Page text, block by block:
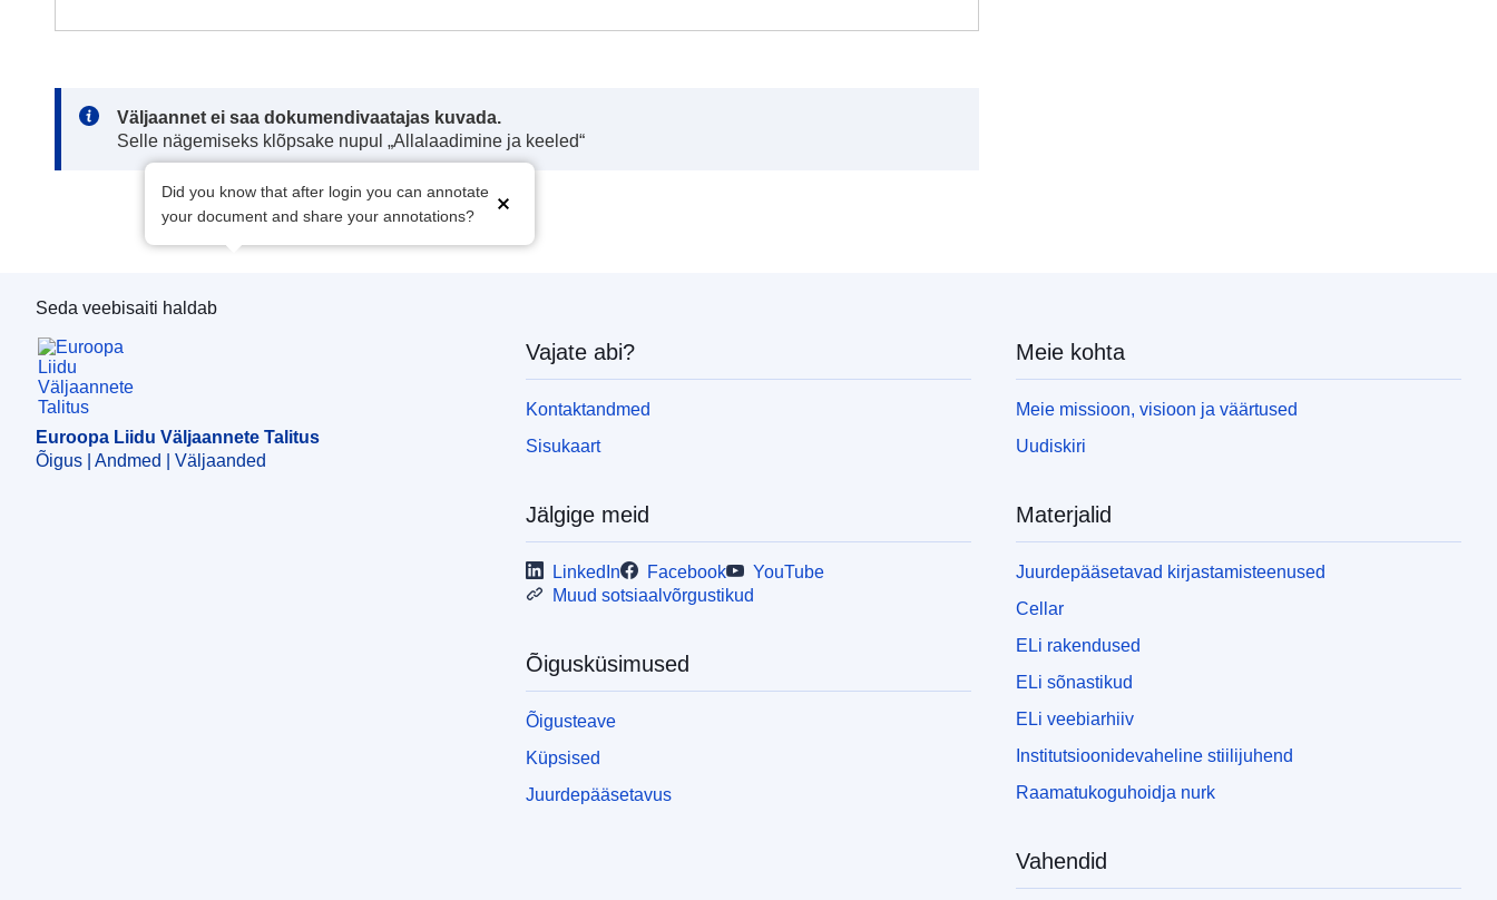
Note:
Väljaannet ei saa dokumendivaatajas kuvada.
Selle nägemiseks klõpsake nupul „Allalaadimine ja keeled“
Did you know that after login you can annotate
your document and share your annotations?
Euroopa Liidu Väljaannete Talitus
Seda veebisaiti haldab
Euroopa Liidu Väljaannete Talitus
Õigus | Andmed | Väljaanded
Vajate abi?
Kontaktandmed
Sisukaart
Jälgige meid
LinkedIn Facebook
YouTube
Muud sotsiaalvõrgustikud
Õigusküsimused
Õigusteave
Küpsised
Juurdepääsetavus
Meie kohta
Meie missioon, visioon ja väärtused
Uudiskiri
Materjalid
Juurdepääsetavad kirjastamisteenused
Cellar
ELi rakendused
ELi sõnastikud
ELi veebiarhiiv
Institutsioonidevaheline stiilijuhend
Raamatukoguhoidja nurk
Vahendid